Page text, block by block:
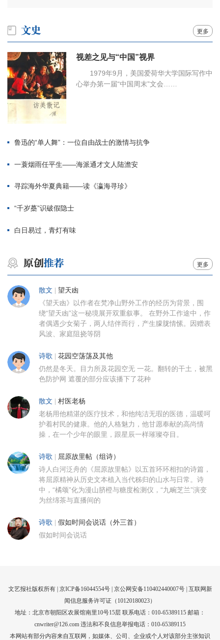
更多
视差之见与“中国”视界
1979年9月，美国爱荷华大学国际写作中
心举办第一届“中国周末”文会……
鲁迅的“单人舞”：一位自由战士的激情与抗争
一蓑烟雨任平生——海派通才文人陆澹安
寻踪海外华夏典籍——读《瀛海寻珍》
“千岁蘽”识破假隐士
白日易过，青灯有味
更多
散文 望天凼
《望天凼》以作者在梵净山野外工作的经历为背景，围
绕“望天凼”这一秘境展开双重叙事。 在野外工作途中，作
者偶遇少女菊子，两人结伴而行，产生朦胧情愫。因赠表
风波、家庭阻挠等阴
诗歌 花园空荡荡及其他
仍然是冬天。目力所及花园空无 一花。翻转的干土，被黑
色防护网 遮覆的部分应该播下了花种
散文 村医老杨
老杨用他精湛的医疗技术，和他纯洁无瑕的医德，温暖呵
护着村民的健康。他的人格魅力，他甘愿奉献的高尚情
操，在一个少年的眼里，跟星辰一样璀璨夺目。
诗歌 屈原故里帖（组诗）
诗人白河泛舟的《屈原故里帖》以五首环环相扣的诗篇，
将屈原精神从历史文本植入当代秭归的山水与日常。诗
中，“橘颂”化为漫山脐橙与糖度检测仪，“九畹芝兰”演变
为丝绵茶与直播间的
诗歌 假如时间会说话（外三首）
假如时间会说话
文艺报社版权所有 | 京ICP备16044554号| 京公网安备110402440007号 | 互联网新
闻信息服务许可证（10120180023）
地址：北京市朝阳区农展馆南里10号15层 联系电话：010-65389115 邮箱：
cnwriter@126.com 违法和不良信息举报电话：010-65389115
本网站有部分内容来自互联网，如媒体、公司、企业或个人对该部分主张知识